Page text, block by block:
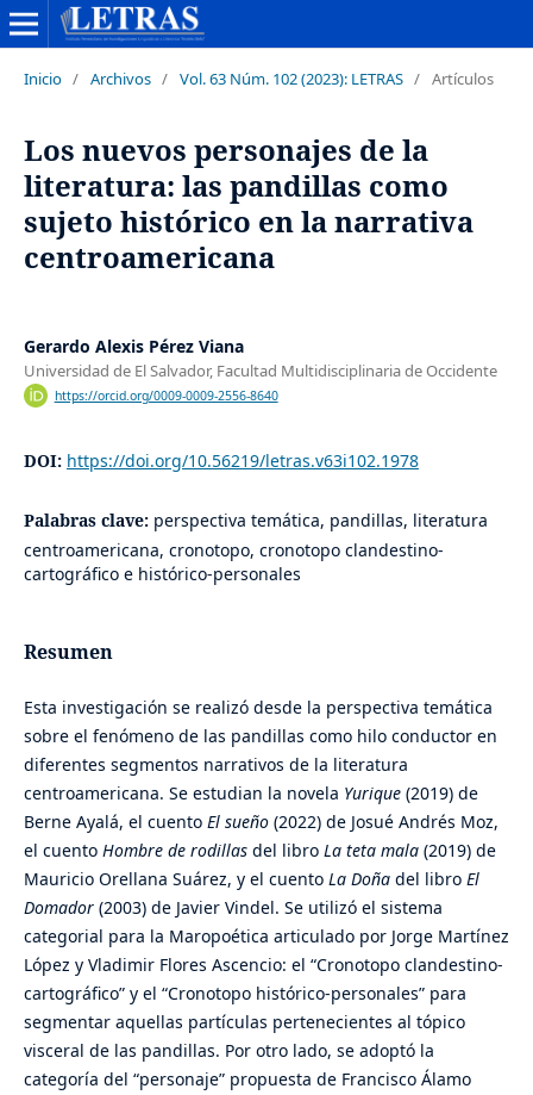
Inicio / Archivos / Vol. 63 Núm. 102 (2023): LETRAS / Artículos
Los nuevos personajes de la
literatura: las pandillas como
sujeto histórico en la narrativa
centroamericana
Gerardo Alexis Pérez Viana
Universidad de El Salvador, Facultad Multidisciplinaria de Occidente
https://orcid.org/0009-0009-2556-8640
DOI: https://doi.org/10.56219/letras.v63i102.1978
Palabras clave: perspectiva temática, pandillas, literatura
centroamericana, cronotopo, cronotopo clandestino-
cartográfico e histórico-personales
Resumen
Esta investigación se realizó desde la perspectiva temática
sobre el fenómeno de las pandillas como hilo conductor en
diferentes segmentos narrativos de la literatura
centroamericana. Se estudian la novela Yurique (2019) de
Berne Ayalá, el cuento El sueño(2022) de Josué Andrés Moz,
el cuento Hombre de rodillasdel libro La teta mala(2019) de
Mauricio Orellana Suárez, y el cuento La Doñadel libro El
Domador(2003) de Javier Vindel. Se utilizó el sistema
categorial para la Maropoética articulado por Jorge Martínez
López y Vladimir Flores Ascencio: el “Cronotopo clandestino-
cartográfico” y el “Cronotopo histórico-personales” para
segmentar aquellas partículas pertenecientes al tópico
visceral de las pandillas. Por otro lado, se adoptó la
categoría del “personaje” propuesta de Francisco Álamo